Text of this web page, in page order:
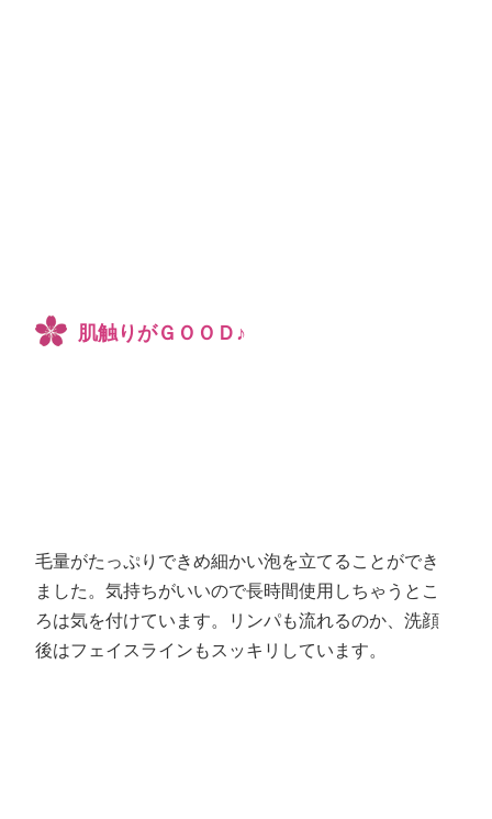
肌触りがＧＯＯＤ♪
毛量がたっぷりできめ細かい泡を立てることができ
ました。気持ちがいいので長時間使用しちゃうとこ
ろは気を付けています。リンパも流れるのか、洗顔
後はフェイスラインもスッキリしています。